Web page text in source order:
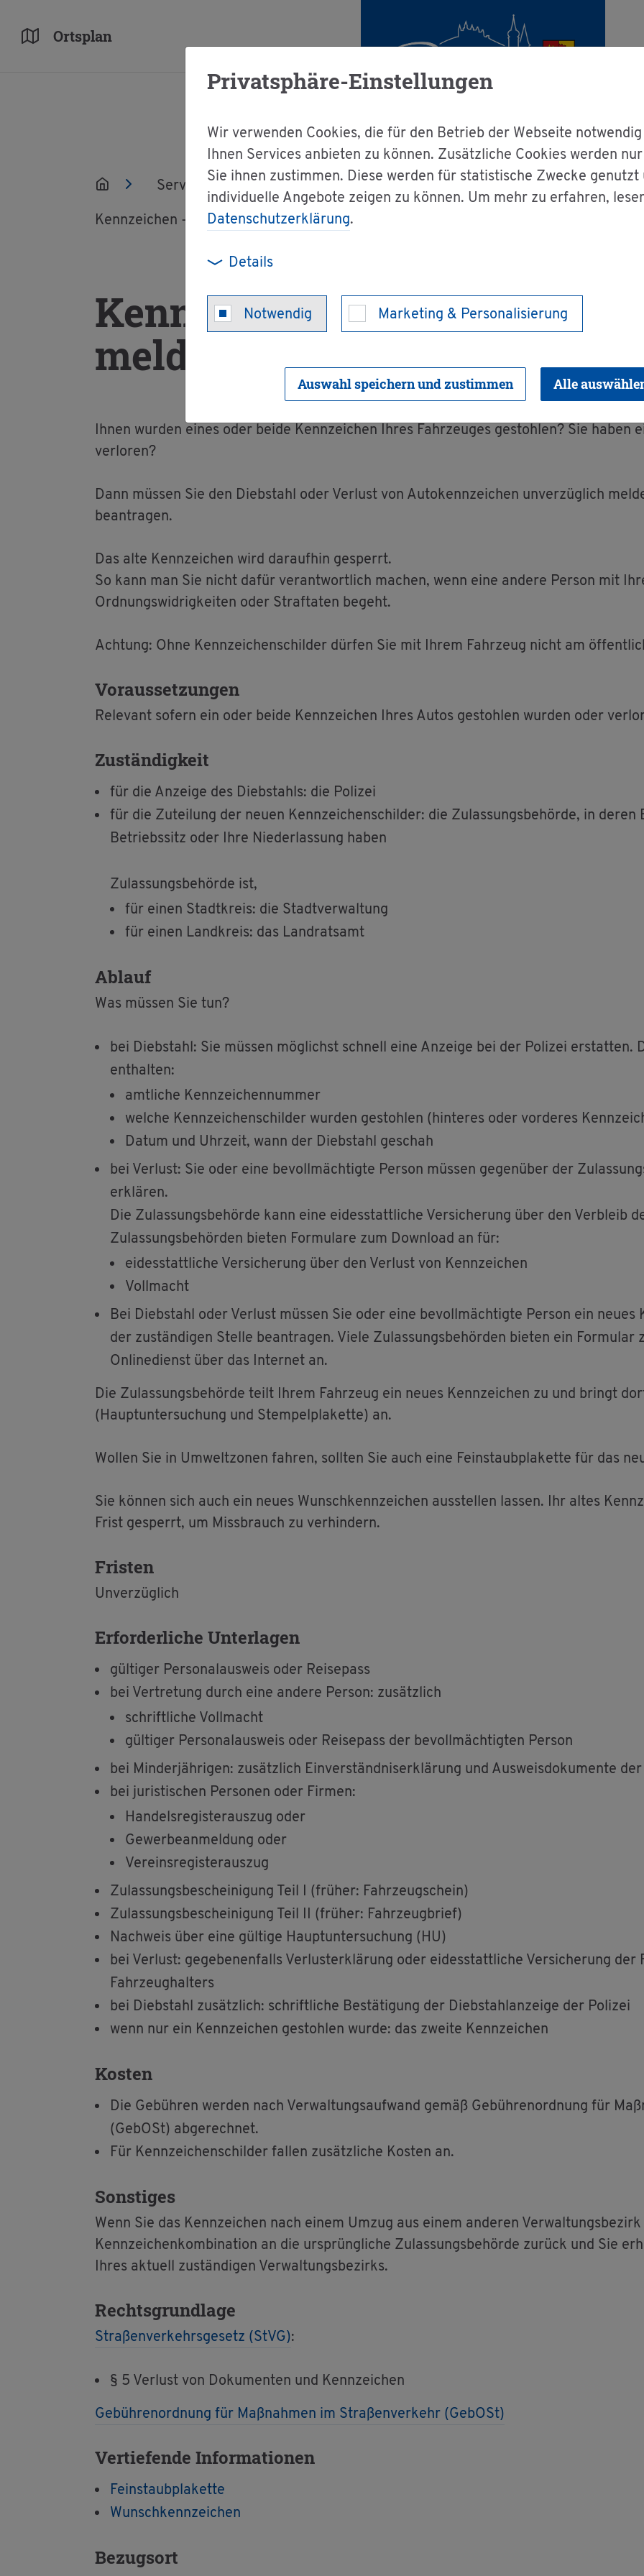
Privatsphäre-Einstellungen
Wir verwenden Cookies, die für den Betrieb der Webseite
Ihnen Services anbieten zu können. Zusätzliche Cookies werden
Sie ihnen zustimmen. Diese werden für statistische Zwecke genutzt
individuelle Angebote zeigen zu können. Um mehr zu erfahren,
Datenschutzerklärung.
Details
Notwendig Marketing & Personalisierung
Auswahl speichern und zustimmen Alle
Orts­plan
Ser­vice Dienst­leis­tun­gen A-Z
Kenn­zei­chen - Dieb­stahl oder Ver­lust mel­den
Kenn­zei­chen - Dieb­stahl
mel­den
Ihnen wur­den eines oder beide Kenn­zei­chen Ihres Fahr­zeu­ges ge­stoh­len? Sie haben
ver­lo­ren?
Dann müs­sen Sie den Dieb­stahl oder Ver­lust von Au­to­kenn­zei­chen un­ver­züg­lich
be­an­tra­gen.
Das alte Kenn­zei­chen wird dar­auf­hin ge­sperrt.
So kann man Sie nicht dafür ver­ant­wort­lich ma­chen, wenn eine an­de­re Per­son mit
Ord­nungs­wid­rig­kei­ten oder Straf­ta­ten be­geht.
Ach­tung: Ohne Kenn­zei­chen­schil­der dür­fen Sie mit Ihrem Fahr­zeug nicht am
Vor­aus­set­zun­gen
Re­le­vant so­fern ein oder beide Kenn­zei­chen Ihres Autos ge­stoh­len wur­den oder
Zu­stän­dig­keit
für die An­zei­ge des Dieb­stahls: die Po­li­zei
für die Zu­tei­lung der neuen Kenn­zei­chen­schil­der: die Zu­las­sungs­be­hör­de, in deren
Be­triebs­sitz oder Ihre Nie­der­las­sung haben
Zu­las­sungs­be­hör­de ist,
für einen Stadt­kreis: die Stadt­ver­wal­tung
für einen Land­kreis: das Land­rats­amt
Ab­lauf
Was müs­sen Sie tun?
bei Dieb­stahl: Sie müs­sen mög­lichst schnell eine An­zei­ge bei der Po­li­zei er­stat­ten.
ent­hal­ten:
amt­li­che Kenn­zei­chen­num­mer
wel­che Kenn­zei­chen­schil­der wur­den ge­stoh­len (hin­te­res oder vor­de­res
Datum und Uhr­zeit, wann der Dieb­stahl ge­schah
bei Ver­lust: Sie oder eine be­voll­mäch­tig­te Per­son müs­sen ge­gen­über der
er­klä­ren.
Die Zu­las­sungs­be­hör­de kann eine ei­des­statt­li­che Ver­si­che­rung über den Ver­bleib
Zu­las­sungs­be­hör­den bie­ten For­mu­la­re zum Down­load an für:
ei­des­statt­li­che Ver­si­che­rung über den Ver­lust von Kenn­zei­chen
Voll­macht
Bei Dieb­stahl oder Ver­lust müs­sen Sie oder eine be­voll­mäch­tig­te Per­son ein neues
der zu­stän­di­gen Stel­le be­an­tra­gen. Viele Zu­las­sungs­be­hör­den bie­ten ein For­mu­lar
On­line­dienst über das In­ter­net an.
Die Zu­las­sungs­be­hör­de teilt Ihrem Fahr­zeug ein neues Kenn­zei­chen zu und bringt
(Haupt­un­ter­su­chung und Stem­pel­pla­ket­te) an.
Wol­len Sie in Um­welt­zo­nen fah­ren, soll­ten Sie auch eine Fein­staub­pla­ket­te für das
Sie kön­nen sich auch ein neues Wunsch­kenn­zei­chen aus­stel­len las­sen. Ihr altes
Frist ge­sperrt, um Miss­brauch zu ver­hin­dern.
Fris­ten
Un­ver­züg­lich
Er­for­der­li­che Un­ter­la­gen
gül­ti­ger Per­so­nal­aus­weis oder Rei­se­pass
bei Ver­tre­tung durch eine an­de­re Per­son: zu­sätz­lich
schrift­li­che Voll­macht
gül­ti­ger Per­so­nal­aus­weis oder Rei­se­pass der be­voll­mäch­tig­ten Per­son
bei Min­der­jäh­ri­gen: zu­sätz­lich Ein­ver­ständ­nis­er­klä­rung und Aus­weis­do­ku­men­te
bei ju­ris­ti­schen Per­so­nen oder Fir­men:
Han­dels­re­gis­ter­aus­zug oder
Ge­wer­be­an­mel­dung oder
Ver­eins­re­gis­ter­aus­zug
Zu­las­sungs­be­schei­ni­gung Teil I (frü­her: Fahr­zeug­schein)
Zu­las­sungs­be­schei­ni­gung Teil II (frü­her: Fahr­zeug­brief)
Nach­weis über eine gül­ti­ge Haupt­un­ter­su­chung (HU)
bei Ver­lust: ge­ge­be­nen­falls Ver­lust­er­klä­rung oder ei­des­statt­li­che Ver­si­che­rung der
Fahr­zeug­hal­ters
bei Dieb­stahl zu­sätz­lich: schrift­li­che Be­stä­ti­gung der Dieb­stahl­an­zei­ge der Po­li­zei
wenn nur ein Kenn­zei­chen ge­stoh­len wurde: das zwei­te Kenn­zei­chen
Kos­ten
Die Ge­büh­ren wer­den nach Ver­wal­tungs­auf­wand gemäß Ge­büh­ren­ord­nung für
(Ge­bOSt) ab­ge­rech­net.
Für Kenn­zei­chen­schil­der fal­len zu­sätz­li­che Kos­ten an.
Sons­ti­ges
Wenn Sie das Kenn­zei­chen nach einem Umzug aus einem an­de­ren
Kenn­zei­chen­kom­bi­na­ti­on an die ur­sprüng­li­che Zu­las­sungs­be­hör­de zu­rück und Sie
Ihres ak­tu­ell zu­stän­di­gen Ver­wal­tungs­be­zirks.
Rechts­grund­la­ge
Stra­ßen­ver­kehrs­ge­setz (StVG):
§ 5 Ver­lust von Do­ku­men­ten und Kenn­zei­chen
Ge­büh­ren­ord­nung für Maß­nah­men im Stra­ßen­ver­kehr (Ge­bOSt)
Ver­tie­fen­de In­for­ma­tio­nen
Fein­staub­pla­ket­te
Wunsch­kenn­zei­chen
Be­zugs­ort